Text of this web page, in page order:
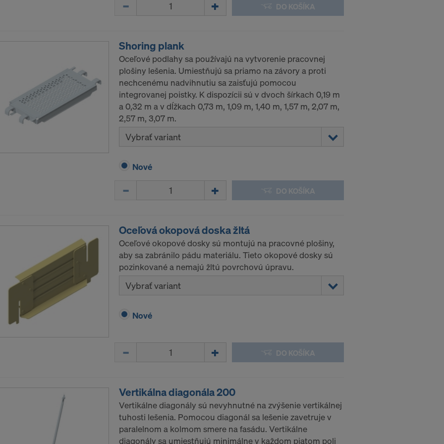
DO KOŠÍKA
Shoring plank
Oceľové podlahy sa používajú na vytvorenie pracovnej
plošiny lešenia. Umiestňujú sa priamo na závory a proti
nechcenému nadvihnutiu sa zaisťujú pomocou
integrovanej poistky. K dispozícii sú v dvoch šírkach 0,19 m
a 0,32 m a v dĺžkach 0,73 m, 1,09 m, 1,40 m, 1,57 m, 2,07 m,
2,57 m, 3,07 m.
Vybrať variant
Nové
DO KOŠÍKA
Oceľová okopová doska žltá
Oceľové okopové dosky sú montujú na pracovné plošiny,
aby sa zabránilo pádu materiálu. Tieto okopové dosky sú
pozinkované a nemajú žltú povrchovú úpravu.
Vybrať variant
Nové
DO KOŠÍKA
Vertikálna diagonála 200
Vertikálne diagonály sú nevyhnutné na zvýšenie vertikálnej
tuhosti lešenia. Pomocou diagonál sa lešenie zavetruje v
paralelnom a kolmom smere na fasádu. Vertikálne
diagonály sa umiestňujú minimálne v každom piatom poli
USA ako tretia krajina primeranú úroveň ochrany osobných údajov.
úrady získajú prístup k vašim údajom na účely kontroly a
a vy ste vo veľkej miere vystavení tomuto konaniu amerických
a uplatniteľných práv.
ktoré poskytujeme do USA, sú najmä IP adresy („internetová
rôznych aplikácií spolupracujeme s týmito príjemcami:
vašich osobných údajov týmto spoločnostiam aj v budúcnosti
váš výslovný súhlas.
môžete kedykoľvek odvolať tak, že si na internetovej stránke načítate
cookie. Odvolanie nemá vplyv na zákonnosť spracúvania pred
S POUŽÍVANÍM SÚBOROV COOKIE A
VAŠICH SOBNÝCH ÚDAJOV DO USA?